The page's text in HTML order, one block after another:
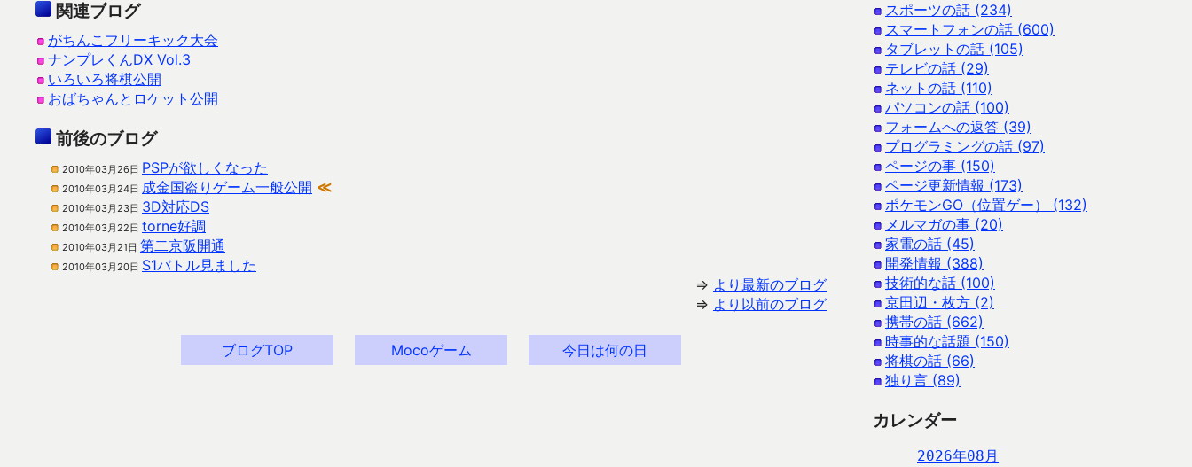
関連ブログ
がちんこフリーキック大会
ナンプレくんDX Vol.3
いろいろ将棋公開
おばちゃんとロケット公開
前後のブログ
2010年03月26日 PSPが欲しくなった
2010年03月24日 成金国盗りゲーム一般公開 ≪
2010年03月23日 3D対応DS
2010年03月22日 torne好調
2010年03月21日 第二京阪開通
2010年03月20日 S1バトル見ました
⇒ より最新のブログ
⇒ より以前のブログ
ブログTOP Mocoゲーム 今日は何の日
スポーツの話 (234)
スマートフォンの話 (600)
タブレットの話 (105)
テレビの話 (29)
ネットの話 (110)
パソコンの話 (100)
フォームへの返答 (39)
プログラミングの話 (97)
ページの事 (150)
ページ更新情報 (173)
ポケモンGO（位置ゲー） (132)
メルマガの事 (20)
家電の話 (45)
開発情報 (388)
技術的な話 (100)
京田辺・枚方 (2)
携帯の話 (662)
時事的な話題 (150)
将棋の話 (66)
独り言 (89)
カレンダー
2026年08月